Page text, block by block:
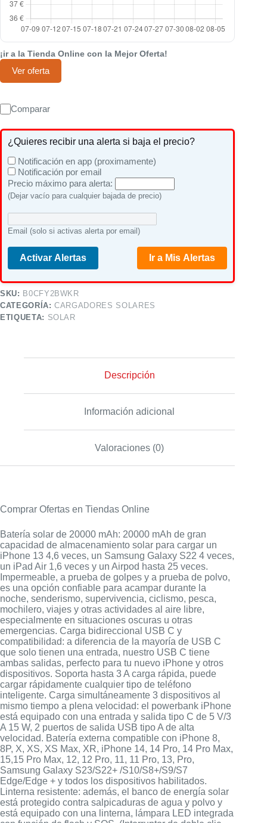
¡ir a la Tienda Online con la Mejor Oferta!
Ver oferta
Comparar
¿Quieres recibir una alerta si baja el precio?
Notificación en app (proximamente)
Notificación por email
Precio máximo para alerta:
(Dejar vacío para cualquier bajada de precio)
Email (solo si activas alerta por email)
Activar Alertas Ir a Mis Alertas
SKU: B0CFY2BWKR
CATEGORÍA:CARGADORES SOLARES
ETIQUETA: SOLAR
Descripción
Información adicional
Valoraciones (0)
Comprar Ofertas en Tiendas Online
Batería solar de 20000 mAh: 20000 mAh de gran
capacidad de almacenamiento solar para cargar un
iPhone 13 4,6 veces, un Samsung Galaxy S22 4 veces,
un iPad Air 1,6 veces y un Airpod hasta 25 veces.
Impermeable, a prueba de golpes y a prueba de polvo,
es una opción confiable para acampar durante la
noche, senderismo, supervivencia, ciclismo, pesca,
mochilero, viajes y otras actividades al aire libre,
especialmente en situaciones oscuras u otras
emergencias. Carga bidireccional USB C y
compatibilidad: a diferencia de la mayoría de USB C
que solo tienen una entrada, nuestro USB C tiene
ambas salidas, perfecto para tu nuevo iPhone y otros
dispositivos. Soporta hasta 3 A carga rápida, puede
cargar rápidamente cualquier tipo de teléfono
inteligente. Carga simultáneamente 3 dispositivos al
mismo tiempo a plena velocidad: el powerbank iPhone
está equipado con una entrada y salida tipo C de 5 V/3
A 15 W, 2 puertos de salida USB tipo A de alta
velocidad. Batería externa compatible con iPhone 8,
8P, X, XS, XS Max, XR, iPhone 14, 14 Pro, 14 Pro Max,
15,15 Pro Max, 12, 12 Pro, 11, 11 Pro, 13, Pro,
Samsung Galaxy S23/S22+ /S10/S8+/S9/S7
Edge/Edge + y todos los dispositivos habilitados.
Linterna resistente: además, el banco de energía solar
está protegido contra salpicaduras de agua y polvo y
está equipado con una linterna, lámpara LED integrada